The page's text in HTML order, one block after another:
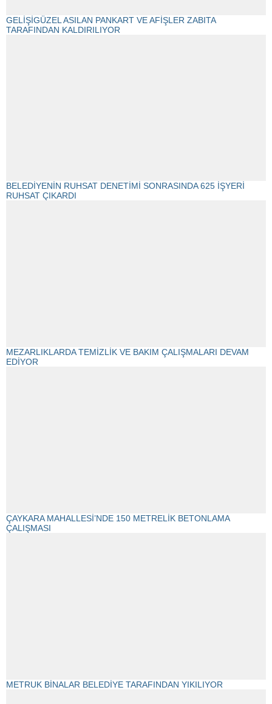
GELİŞİGÜZEL ASILAN PANKART VE AFİŞLER ZABITA
TARAFINDAN KALDIRILIYOR
BELEDİYENİN RUHSAT DENETİMİ SONRASINDA 625 İŞYERİ
RUHSAT ÇIKARDI
MEZARLIKLARDA TEMİZLİK VE BAKIM ÇALIŞMALARI DEVAM
EDİYOR
ÇAYKARA MAHALLESİ’NDE 150 METRELİK BETONLAMA
ÇALIŞMASI
METRUK BİNALAR BELEDİYE TARAFINDAN YIKILIYOR